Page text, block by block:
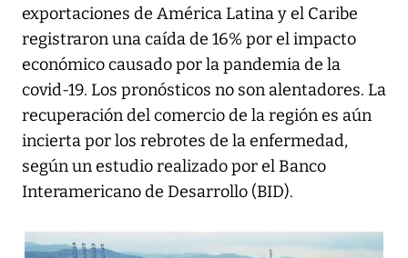
exportaciones de América Latina y el Caribe
registraron una caída de 16% por el impacto
económico causado por la pandemia de la
covid-19. Los pronósticos no son alentadores. La
recuperación del comercio de la región es aún
incierta por los rebrotes de la enfermedad,
según un estudio realizado por el Banco
Interamericano de Desarrollo (BID).